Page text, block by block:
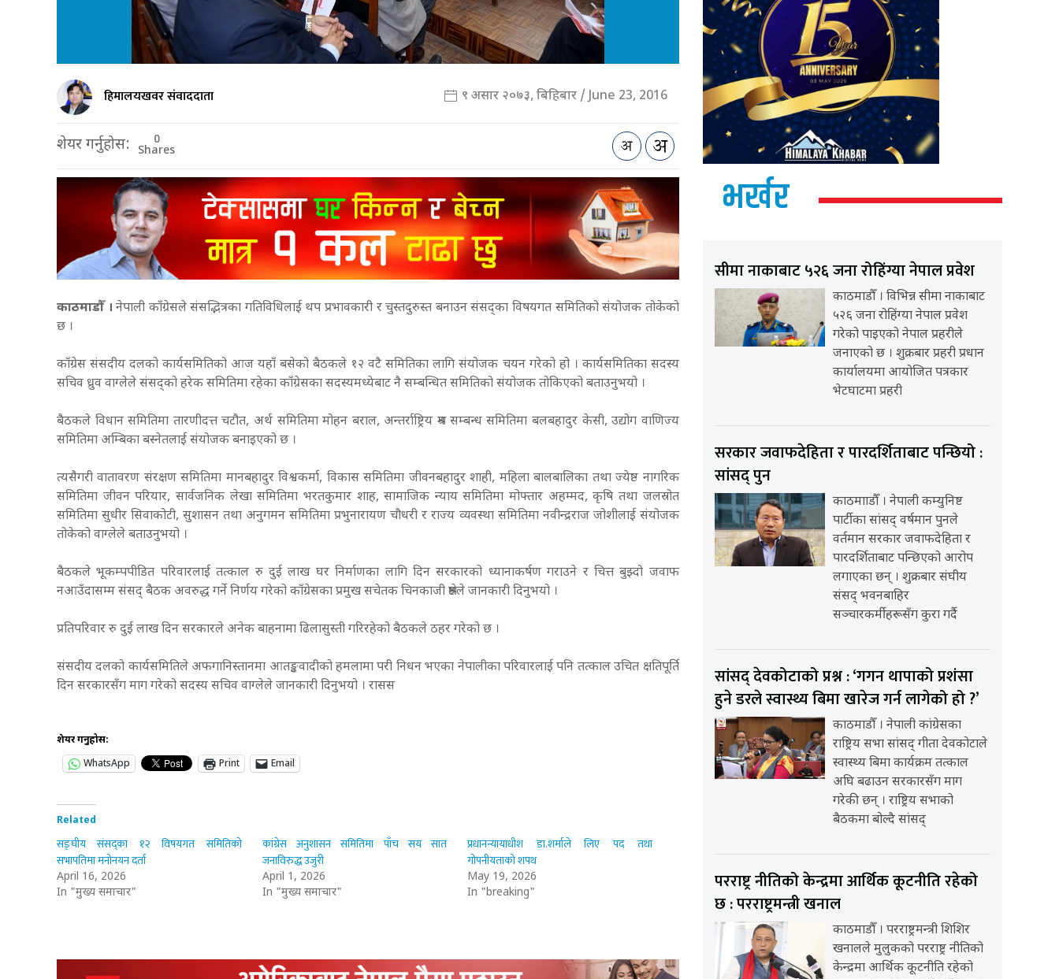
हिमालयखवर संवाददाता ९ असार २०७३, बिहिबार / June 23, 2016
शेयर गर्नुहोस: 0
Shares
काठमाडौँ ।नेपाली काँग्रेसले संसद्भित्रका गतिविधिलाई थप प्रभावकारी र चुस्तदुरुस्त बनाउन संसद्का विषयगत समितिको संयोजक तोकेको
छ ।
काँग्रेस संसदीय दलको कार्यसमितिको आज यहाँ बसेको बैठकले १२ वटै समितिका लागि संयोजक चयन गरेको हो । कार्यसमितिका सदस्य
सचिव ध्रुव वाग्लेले संसद्को हरेक समितिमा रहेका काँग्रेसका सदस्यमध्येबाट नै सम्बन्धित समितिको संयोजक तोकिएको बताउनुभयो ।
बैठकले विधान समितिमा तारणीदत्त चटौत, अर्थ समितिमा मोहन बराल, अन्तर्राष्ट्रिय श्रम सम्बन्ध समितिमा बलबहादुर केसी, उद्योग वाणिज्य
समितिमा अम्बिका बस्नेतलाई संयोजक बनाइएको छ ।
त्यसैगरी वातावरण संरक्षण समितिमा मानबहादुर विश्वकर्मा, विकास समितिमा जीवनबहादुर शाही, महिला बालबालिका तथा ज्येष्ठ नागरिक
समितिमा जीवन परियार, सार्वजनिक लेखा समितिमा भरतकुमार शाह, सामाजिक न्याय समितिमा मोफ्तार अहम्मद, कृषि तथा जलस्रोत
समितिमा सुधीर सिवाकोटी, सुशासन तथा अनुगमन समितिमा प्रभुनारायण चौधरी र राज्य व्यवस्था समितिमा नवीन्द्रराज जोशीलाई संयोजक
तोकेको वाग्लेले बताउनुभयो ।
बैठकले भूकम्पपीडित परिवारलाई तत्काल रु दुई लाख घर निर्माणका लागि दिन सरकारको ध्यानाकर्षण गराउने र चित्त बुझ्दो जवाफ
नआउँदासम्म संसद् बैठक अवरुद्ध गर्ने निर्णय गरेको काँग्रेसका प्रमुख सचेतक चिनकाजी श्रेष्ठले जानकारी दिनुभयो ।
प्रतिपरिवार रु दुई लाख दिन सरकारले अनेक बाहनामा ढिलासुस्ती गरिरहेको बैठकले ठहर गरेको छ ।
संसदीय दलको कार्यसमितिले अफगानिस्तानमा आतङ्कवादीको हमलामा परी निधन भएका नेपालीका परिवारलाई पनि तत्काल उचित क्षतिपूर्ति
दिन सरकारसँग माग गरेको सदस्य सचिव वाग्लेले जानकारी दिनुभयो । रासस
शेयर गर्नुहोस:
WhatsApp
Print Email
Related
सङ्घीय संसद्का १२ विषयगत समितिको
सभापतिमा मनोनयन दर्ता
April 16, 2026
In "मुख्य समाचार"
कांग्रेस अनुशासन समितिमा पाँच सय सात
जनाविरुद्ध उजुरी
April 1, 2026
In "मुख्य समाचार"
प्रधानन्यायाधीश डा.शर्माले लिए पद तथा
गोपनीयताको शपथ
May 19, 2026
In "breaking"
भर्खर
सीमा नाकाबाट ५२६ जना रोहिंग्या नेपाल प्रवेश
काठमाडौँ । विभिन्न सीमा नाकाबाट
५२६ जना रोहिंग्या नेपाल प्रवेश
गरेको पाइएको नेपाल प्रहरीले
जनाएको छ । शुक्रबार प्रहरी प्रधान
कार्यालयमा आयोजित पत्रकार
भेटघाटमा प्रहरी
सरकार जवाफदेहिता र पारदर्शिताबाट पन्छियो :
सांसद् पुन
काठमााडौँ । नेपाली कम्युनिष्ट
पार्टीका सांसद् वर्षमान पुनले
वर्तमान सरकार जवाफदेहिता र
पारदर्शिताबाट पन्छिएको आरोप
लगाएका छन् । शुक्रबार संघीय
संसद् भवनबाहिर
सञ्चारकर्मीहरूसँग कुरा गर्दै
सांसद् देवकोटाको प्रश्न : ‘गगन थापाको प्रशंसा
हुने डरले स्वास्थ्य बिमा खारेज गर्न लागेको हो ?’
काठमाडौँ । नेपाली कांग्रेसका
राष्ट्रिय सभा सांसद् गीता देवकोटाले
स्वास्थ्य बिमा कार्यक्रम तत्काल
अघि बढाउन सरकारसँग माग
गरेकी छन् । राष्ट्रिय सभाको
बैठकमा बोल्दै सांसद्
परराष्ट्र नीतिको केन्द्रमा आर्थिक कूटनीति रहेको
छ : परराष्ट्रमन्त्री खनाल
काठमाडौँ । परराष्ट्रमन्त्री शिशिर
खनालले मुलुकको परराष्ट्र नीतिको
केन्द्रमा आर्थिक कूटनीति रहेको